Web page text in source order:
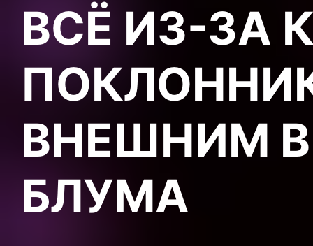
ВСЁ ИЗ-ЗА
ВНЕШНИМ
БЛУМА